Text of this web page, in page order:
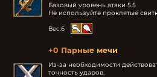
Базовый уровень атаки 5.5
Не используйте проклятые
Вес:6
+0 Парные мечи
Из-за необходимости
точность ударов.